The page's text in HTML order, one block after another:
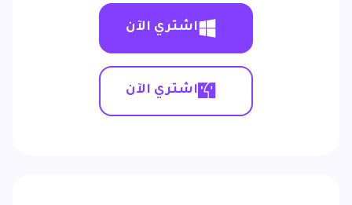
اشتري الآن
اشتري الآن